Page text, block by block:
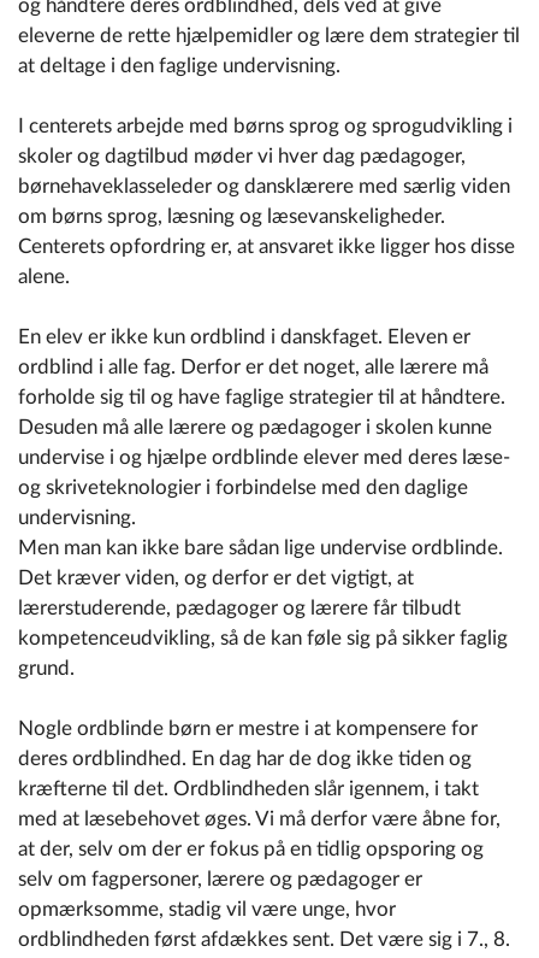
og håndtere deres ordblindhed, dels ved at give
eleverne de rette hjælpemidler og lære dem strategier til
at deltage i den faglige undervisning.
I centerets arbejde med børns sprog og sprogudvikling i
skoler og dagtilbud møder vi hver dag pædagoger,
børnehaveklasseleder og dansklærere med særlig viden
om børns sprog, læsning og læsevanskeligheder.
Centerets opfordring er, at ansvaret ikke ligger hos disse
alene.
En elev er ikke kun ordblind i danskfaget. Eleven er
ordblind i alle fag. Derfor er det noget, alle lærere må
forholde sig til og have faglige strategier til at håndtere.
Desuden må alle lærere og pædagoger i skolen kunne
undervise i og hjælpe ordblinde elever med deres læse-
og skriveteknologier i forbindelse med den daglige
undervisning.
Men man kan ikke bare sådan lige undervise ordblinde.
Det kræver viden, og derfor er det vigtigt, at
lærerstuderende, pædagoger og lærere får tilbudt
kompetenceudvikling, så de kan føle sig på sikker faglig
grund.
Nogle ordblinde børn er mestre i at kompensere for
deres ordblindhed. En dag har de dog ikke tiden og
kræfterne til det. Ordblindheden slår igennem, i takt
med at læsebehovet øges. Vi må derfor være åbne for,
at der, selv om der er fokus på en tidlig opsporing og
selv om fagpersoner, lærere og pædagoger er
opmærksomme, stadig vil være unge, hvor
ordblindheden først afdækkes sent. Det være sig i 7., 8.